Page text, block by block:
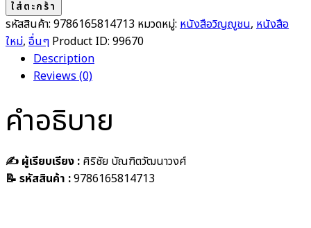
ใส่ตะกร้า
รหัสสินค้า: 9786165814713 หมวดหมู่: หนังสือวิญญูชน, หนังสือ
ใหม่, อื่นๆ Product ID: 99670
Description
Reviews (0)
คำอธิบาย
✍️ ผู้เรียบเรียง : ศิริชัย บัณฑิตวัฒนาวงศ์
📝 รหัสสินค้า :9786165814713